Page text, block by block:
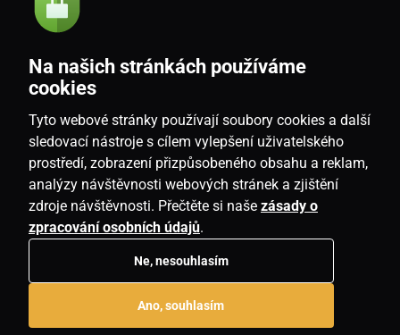
Souhlasím sezásadami zpracování osobních údajů
SK
www.housemania.sk
Na našich stránkách používáme
cookies
Tyto webové stránky používají soubory cookies a další
sledovací nástroje s cílem vylepšení uživatelského
prostředí, zobrazení přizpůsobeného obsahu a reklam,
analýzy návštěvnosti webových stránek a zjištění
zdroje návštěvnosti. Přečtěte si naše zásady o
zpracování osobních údajů.
Ne, nesouhlasím
Ano, souhlasím